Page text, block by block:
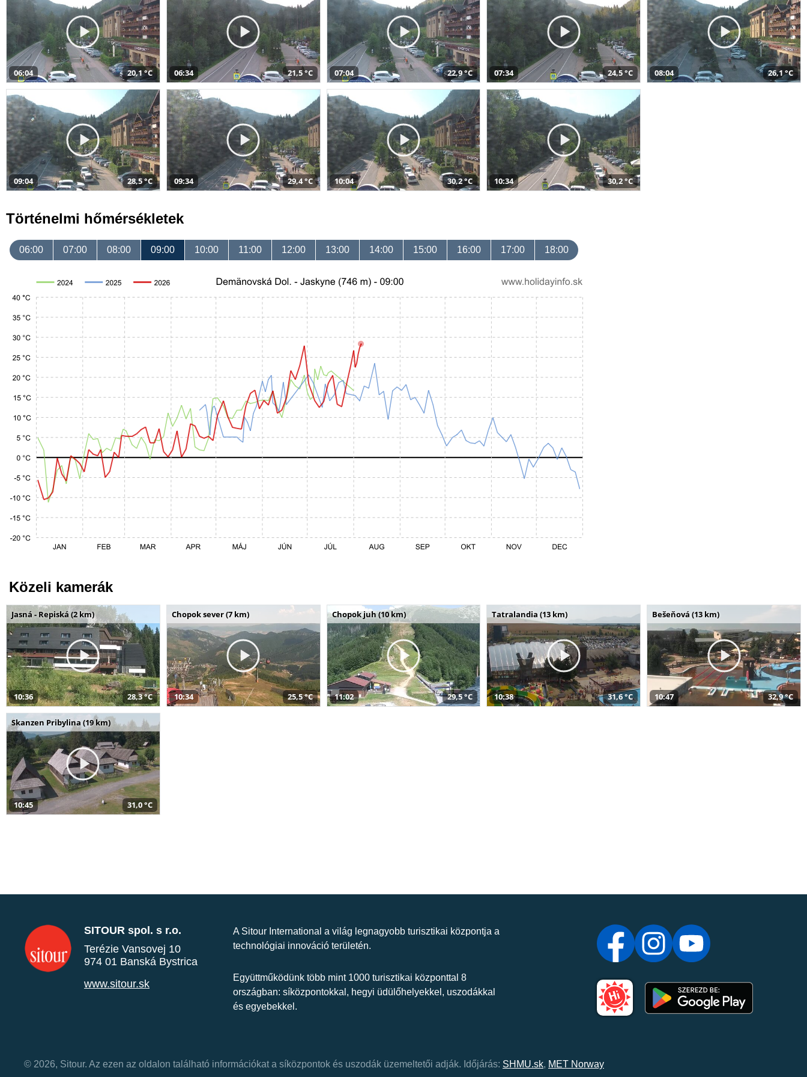
06:04 20,1 °C 06:34 21,5 °C 07:04 22,9 °C 07:34 24,5 °C 08:04 26,1 °C
09:04 28,5 °C 09:34 29,4 °C 10:04 30,2 °C 10:34 30,2 °C
Történelmi hőmérsékletek
06:00 07:00 08:00 09:00 10:00 11:00 12:00 13:00 14:00 15:00 16:00 17:00 18:00
Közeli kamerák
Jasná - Repiská (2 km)
10:36 28,3 °C
Chopok sever (7 km)
10:34 25,5 °C
Chopok juh (10 km)
11:02 29,5 °C
Tatralandia (13 km)
10:38 31,6 °C
Bešeňová (13 km)
10:47 32,9 °C
Skanzen Pribylina (19 km)
10:45 31,0 °C
SITOUR spol. s r.o.
Terézie Vansovej 10
974 01 Banská Bystrica
www.sitour.sk
A Sitour International a világ legnagyobb turisztikai központja a
technológiai innováció területén.
Együttműködünk több mint 1000 turisztikai központtal 8
országban: síközpontokkal, hegyi üdülőhelyekkel, uszodákkal
és egyebekkel.
© 2026, Sitour. Az ezen az oldalon található információkat a síközpontok és uszodák üzemeltetői adják. Időjárás: SHMU.sk, MET Norway